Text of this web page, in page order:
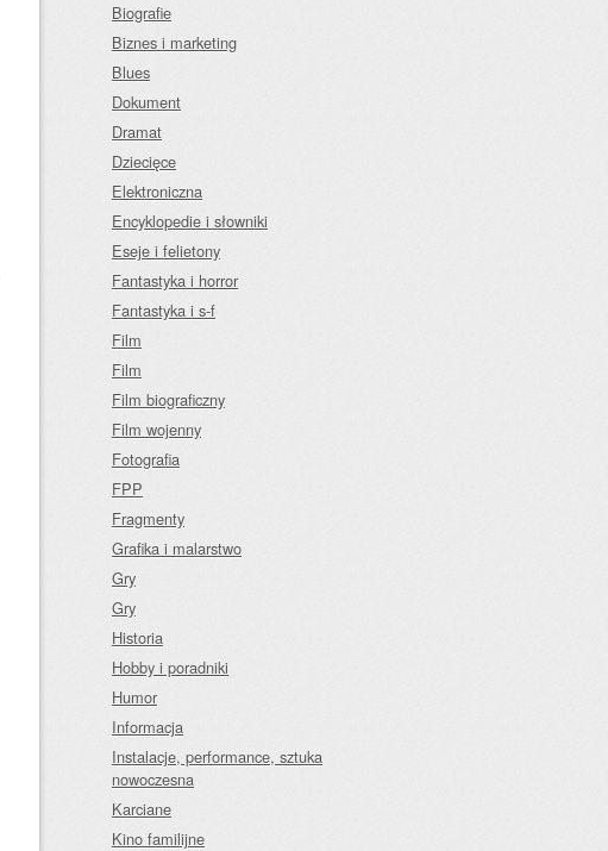
Biografie
Biznes i marketing
Blues
Dokument
Dramat
Dziecięce
Elektroniczna
Encyklopedie i słowniki
Eseje i felietony
Fantastyka i horror
Fantastyka i s-f
Film
Film
Film biograficzny
Film wojenny
Fotografia
FPP
Fragmenty
Grafika i malarstwo
Gry
Gry
Historia
Hobby i poradniki
Humor
Informacja
Instalacje, performance, sztuka
nowoczesna
Karciane
Kino familijne